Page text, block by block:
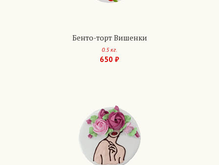
Бенто-торт Вишенки
0.5 кг.
650 ₽